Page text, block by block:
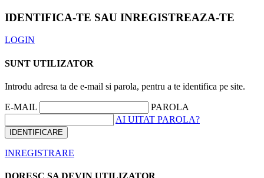
IDENTIFICA-TE SAU INREGISTREAZA-TE
LOGIN
SUNT UTILIZATOR
Introdu adresa ta de e-mail si parola, pentru a te identifica pe site.
E-MAIL
PAROLA
AI UITAT PAROLA?
INREGISTRARE